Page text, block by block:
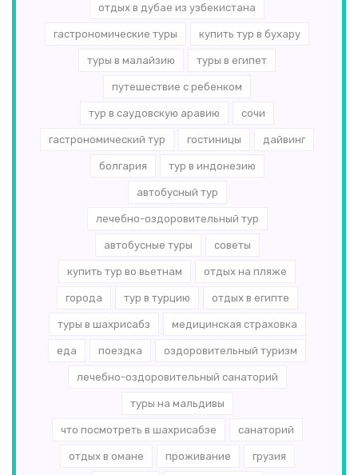
отдых в дубае из узбекистана
гастрономические туры купить тур в бухару
туры в малайзию туры в египет
путешествие с ребенком
тур в саудовскую аравию сочи
гастрономический тур гостиницы дайвинг
болгария тур в индонезию
автобусный тур
лечебно-оздоровительный тур
автобусные туры советы
купить тур во вьетнам отдых на пляже
города тур в турцию отдых в египте
туры в шахрисабз медицинская страховка
еда поездка оздоровительный туризм
лечебно-оздоровительный санаторий
туры на мальдивы
что посмотреть в шахрисабзе санаторий
отдых в омане проживание грузия